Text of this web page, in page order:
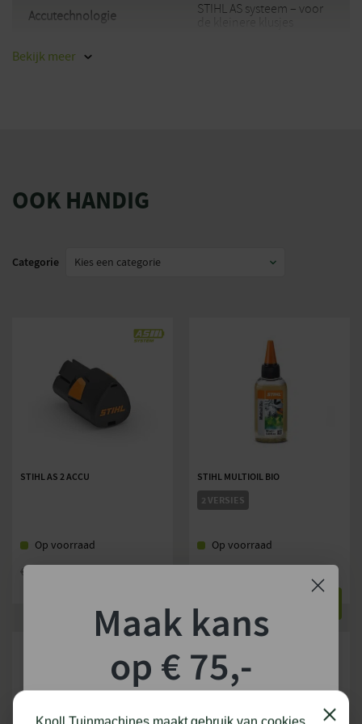
Accutechnologie
STIHL AS systeem – voor
Soort artikel
Bekijk meer
OOK HANDIG
Categorie
STIHL AS 2 ACCU
Op voorraad
€
STIHL MULTIOIL BIO
2 VERSIES
Op voorraad
Maak kans
op € 75,-
shoptegoed!